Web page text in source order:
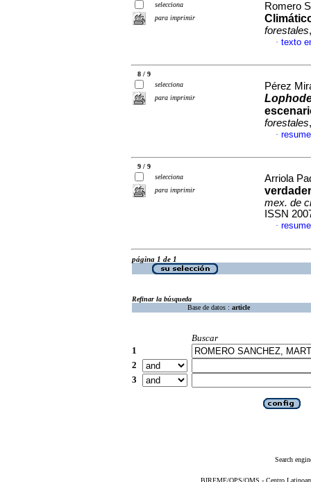
selecciona
para imprimir
Romero
forestales
· texto
8 / 9
selecciona
para imprimir
Pérez
forestales
·
9 / 9
selecciona
para imprimir
Arriola
mex. de
ISSN
·
página 1 de 1
Refinar la búsqueda
Base de datos : article
Buscar
1
2
3
Search
BIREME/OPS/OMS - Centro